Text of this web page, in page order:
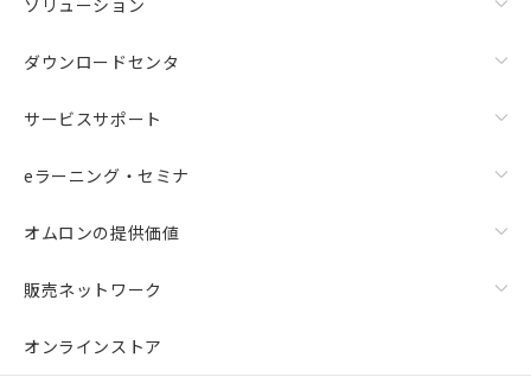
ダウンロードセンタ
サービスサポート
eラーニング・セミナ
オムロンの提供価値
販売ネットワーク
オンラインストア